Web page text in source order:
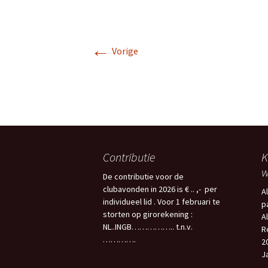
liefhebber
FILMWEDSTRIJD
← Vorige
Contributie
De contributie voor de
clubavonden in 2026 is € .. ,- per
individueel lid . Voor 1 februari te
storten op girorekening :
NL..INGB…………….. t.n.v.
………….